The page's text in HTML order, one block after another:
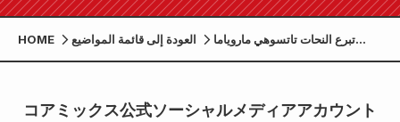
HOME العودة إلى قائمة المواضيع
تبرع النحات تاتسوهي ماروياما
بتمثال لراوه من أنمي "قبضة نجم
التابعة لمحافظة كوماموتو.
コアミックス公式ソーシャルメディアアカウント